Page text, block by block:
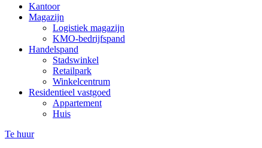
Kantoor
Magazijn
Logistiek magazijn
KMO-bedrijfspand
Handelspand
Stadswinkel
Retailpark
Winkelcentrum
Residentieel vastgoed
Appartement
Huis
Te huur